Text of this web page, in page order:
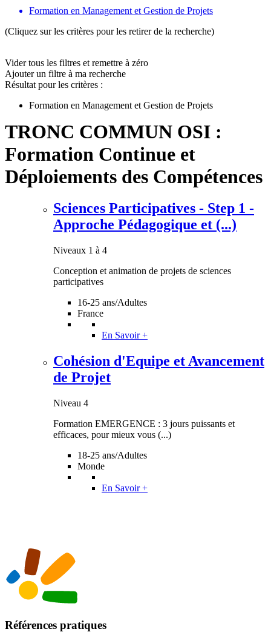
Formation en Management et Gestion de Projets
(Cliquez sur les critères pour les retirer de la recherche)
Vider tous les filtres et remettre à zéro
Ajouter un filtre à ma recherche
Résultat pour les critères :
Formation en Management et Gestion de Projets
TRONC COMMUN OSI :
Formation Continue et
Déploiements des Compétences
Sciences Participatives - Step 1 -
Approche Pédagogique et (...)
Niveaux 1 à 4
Conception et animation de projets de sciences
participatives
16-25 ans/Adultes
France
En Savoir +
Cohésion d'Equipe et Avancement
de Projet
Niveau 4
Formation EMERGENCE : 3 jours puissants et
efficaces, pour mieux vous (...)
18-25 ans/Adultes
Monde
En Savoir +
Références pratiques